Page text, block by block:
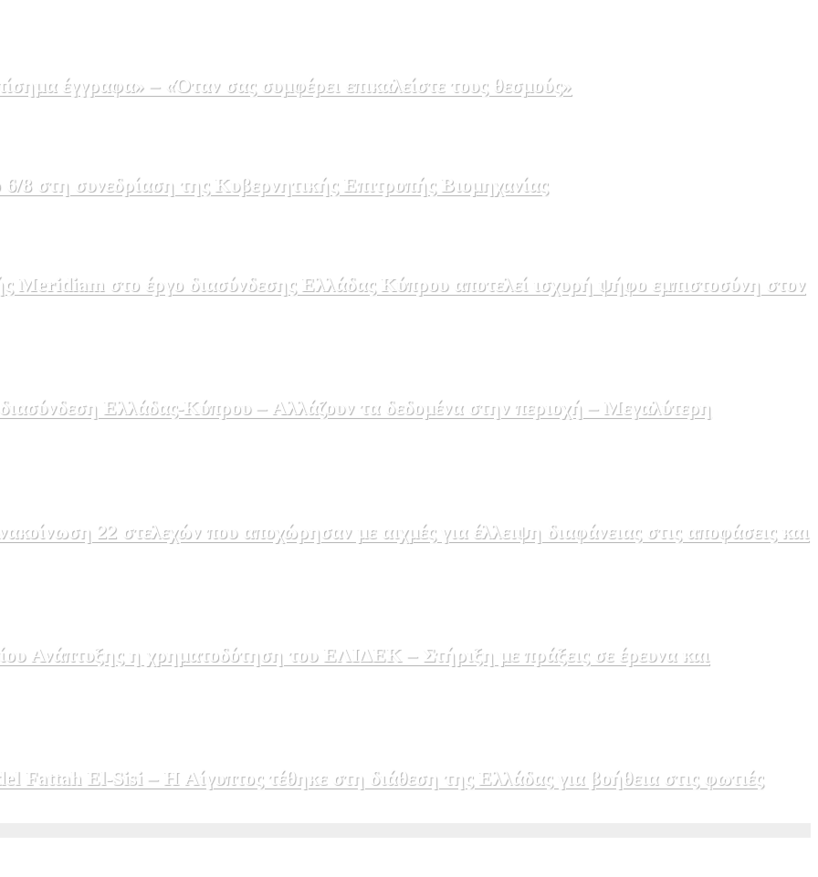
έγγραφα» – «Όταν σας συμφέρει επικαλείστε τους θεσμούς»
8 στη συνεδρίαση της Κυβερνητικής Επιτροπής Βιομηχανίας
Meridiam στο έργο διασύνδεσης Ελλάδας Κύπρου αποτελεί ισχυρή ψήφο εμπιστοσύνη στον
Ελλάδας-Κύπρου – Αλλάζουν τα δεδομένα στην περιοχή – Μεγαλύτερη
22 στελεχών που αποχώρησαν με αιχμές για έλλειψη διαφάνειας στις αποφάσεις και
Ανάπτυξης η χρηματοδότηση του ΕΛΙΔΕΚ – Στήριξη με πράξεις σε έρευνα και
Fattah El-Sisi – Η Αίγυπτος τέθηκε στη διάθεση της Ελλάδας για βοήθεια στις φωτιές